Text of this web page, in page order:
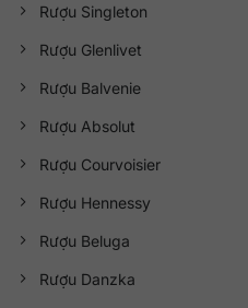
Rượu Singleton
Rượu Glenlivet
Rượu Balvenie
Rượu Absolut
Rượu Courvoisier
Rượu Hennessy
Rượu Beluga
Rượu Danzka